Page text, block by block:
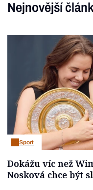
Nejnovější
Sport
Dokážu víc než
Nosková chce být